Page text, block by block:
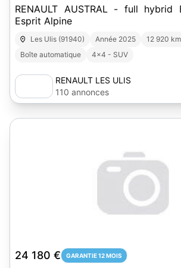
RENAULT AUSTRAL - full hybrid
Esprit Alpine
Les Ulis (91940) Année 2025 12 920 km
Boîte automatique
4x4 - SUV
RENAULT LES ULIS
110 annonces
24 180 € GARANTIE 12 MOIS